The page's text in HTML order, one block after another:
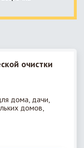
очистки
дома, дачи,
домов,